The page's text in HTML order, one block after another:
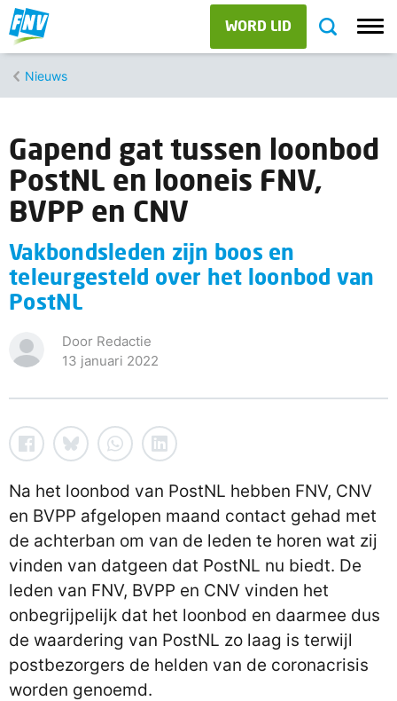
WORD LID
Nieuws
Gapend gat tussen loonbod
PostNL en looneis FNV,
BVPP en CNV
Vakbondsleden zijn boos en
teleurgesteld over het loonbod van
PostNL
Door Redactie
13 januari 2022
Na het loonbod van PostNL hebben FNV, CNV
en BVPP afgelopen maand contact gehad met
de achterban om van de leden te horen wat zij
vinden van datgeen dat PostNL nu biedt. De
leden van FNV, BVPP en CNV vinden het
onbegrijpelijk dat het loonbod en daarmee dus
de waardering van PostNL zo laag is terwijl
postbezorgers de helden van de coronacrisis
worden genoemd.